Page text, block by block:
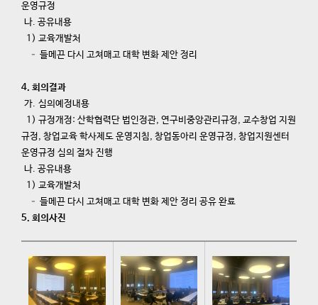
운영규정
나. 공유내용
1) 교육개발처
– 들메끈 다시 고쳐매고 대학 변화 제안 정리
4. 회의결과
가. 심의예정내용
1) 규정개정: 산학협력단 법인정관, 연구비중앙관리규정, 교수창업 지원
규정, 창업교육 학사제도 운영지침, 창업동아리 운영규정, 창업지원센터
운영규정 심의 절차 진행
나. 공유내용
1) 교육개발처
– 들메끈 다시 고쳐매고 대학 변화 제안 정리 공유 완료
5. 회의사진